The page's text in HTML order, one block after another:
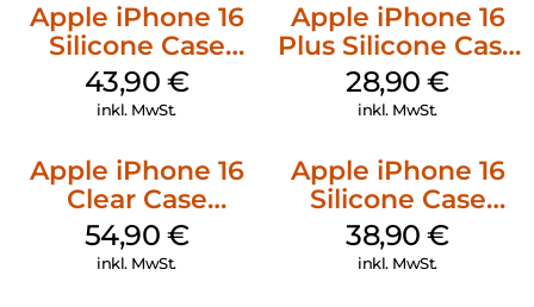
Apple iPhone 16
Silicone Case
MagSafe Plum
43,90 €
inkl. MwSt.
Apple iPhone 16
Plus Silicone Case
MagSafe Black
28,90€
inkl. MwSt.
Apple iPhone 16
Clear Case
MagSafe
Transparent
54,90 €
inkl. MwSt.
Apple iPhone 16
Silicone Case
MagSafe
Ultramarine
38,90€
inkl. MwSt.